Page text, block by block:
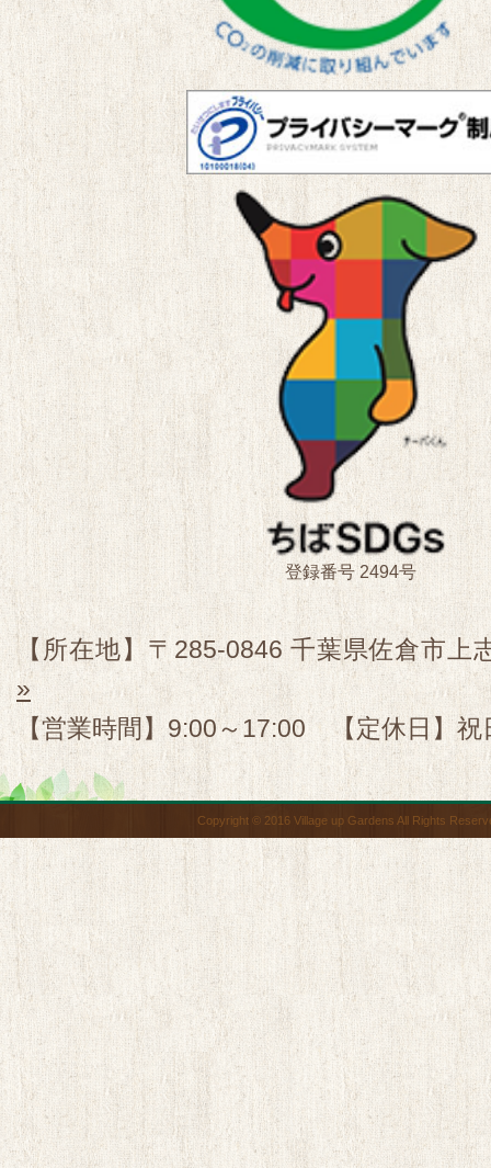
登録番号 2494号
【所在地】〒285-0846 千葉県佐倉市
»
【営業時間】9:00～17:00 【定休日】祝
Copyright © 2016 Village up Gardens All Rights